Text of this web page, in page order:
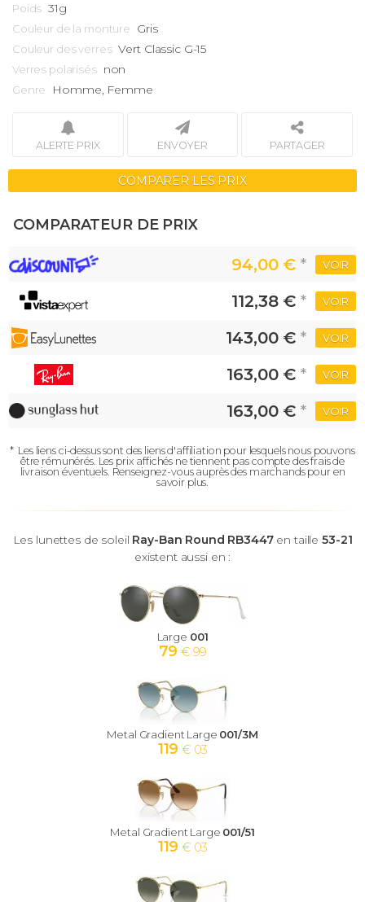
Poids 31g
Couleur de la monture Gris
Couleur des verres Vert Classic G-15
Verres polarisés non
Genre Homme, Femme
ALERTE PRIX ENVOYER PARTAGER
COMPARER LES PRIX
COMPARATEUR DE PRIX
94,00 € * VOIR
112,38 € * VOIR
143,00 € * VOIR
163,00 € * VOIR
163,00 € * VOIR
* Les liens ci-dessus sont des liens d'affiliation pour lesquels nous pouvons
être rémunérés. Les prix affichés ne tiennent pas compte des frais de
livraison éventuels. Renseignez-vous auprès des marchands pour en
savoir plus.
Les lunettes de soleil Ray-Ban Round RB3447en taille53-21
existent aussi en :
Large 001
79 € 99
Metal Gradient Large 001/3M
119 € 03
Metal Gradient Large 001/51
119 € 03